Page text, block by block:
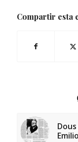
Compartir esta
Emilio